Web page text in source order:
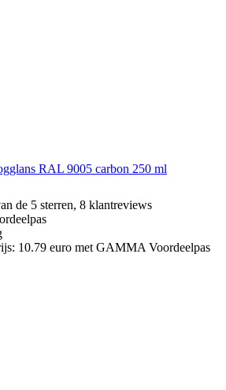
RAL 9005 carbon 250 ml
de 5 sterren, 8 klantreviews
10.79 euro met GAMMA Voordeelpas